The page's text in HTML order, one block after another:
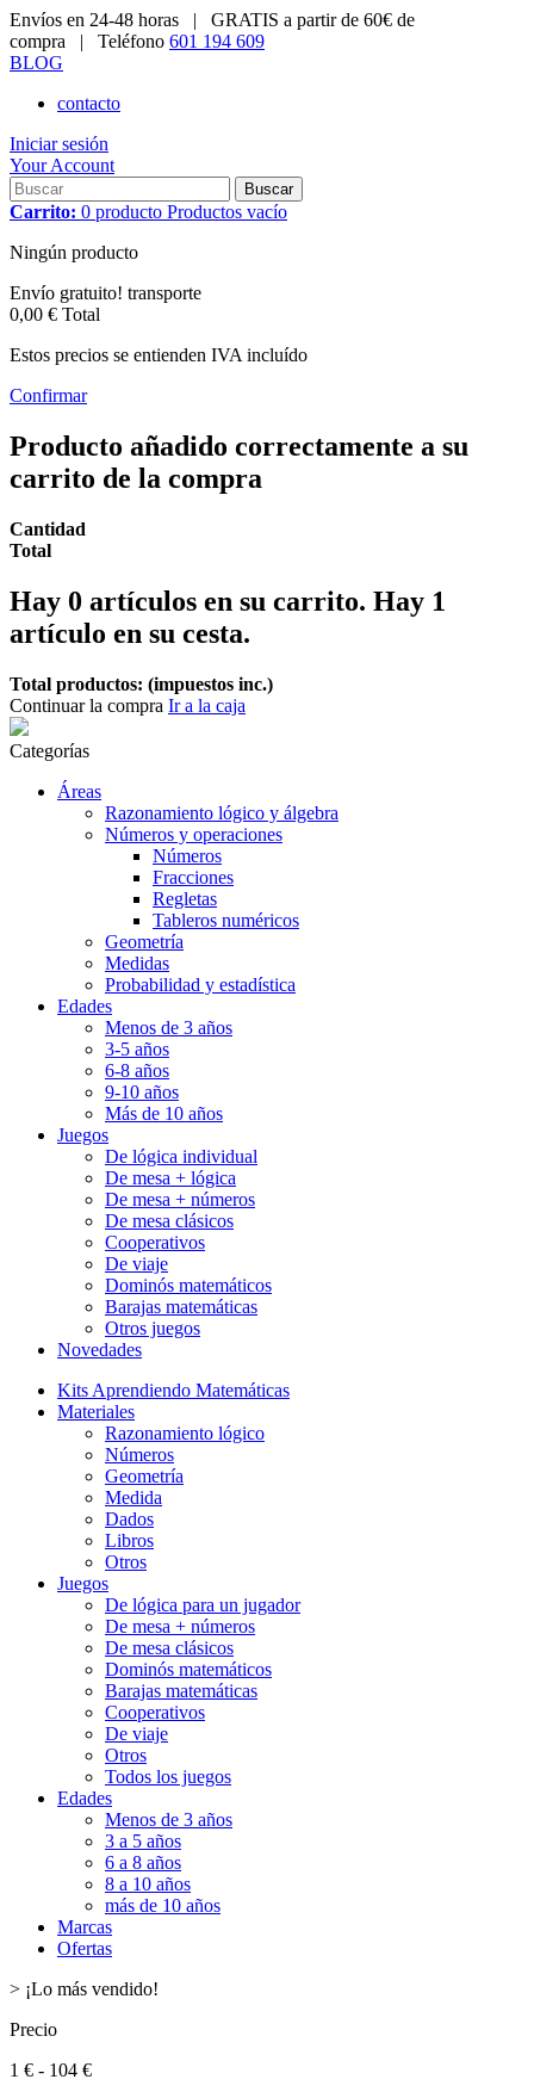
Envíos en 24-48 horas | GRATIS a partir de 60€ de
compra | Teléfono 601 194 609
BLOG
contacto
Iniciar sesión
Your Account
Buscar
Carrito: 0 producto Productos vacío
Ningún producto
Envío gratuito! transporte
0,00 € Total
Estos precios se entienden IVA incluído
Confirmar
Producto añadido correctamente a su
carrito de la compra
Cantidad
Total
Hay 0 artículos en su carrito. Hay 1
artículo en su cesta.
Total productos: (impuestos inc.)
Continuar la compra Ir a la caja
Categorías
Áreas
Razonamiento lógico y álgebra
Números y operaciones
Números
Fracciones
Regletas
Tableros numéricos
Geometría
Medidas
Probabilidad y estadística
Edades
Menos de 3 años
3-5 años
6-8 años
9-10 años
Más de 10 años
Juegos
De lógica individual
De mesa + lógica
De mesa + números
De mesa clásicos
Cooperativos
De viaje
Dominós matemáticos
Barajas matemáticas
Otros juegos
Novedades
Kits Aprendiendo Matemáticas
Materiales
Razonamiento lógico
Números
Geometría
Medida
Dados
Libros
Otros
Juegos
De lógica para un jugador
De mesa + números
De mesa clásicos
Dominós matemáticos
Barajas matemáticas
Cooperativos
De viaje
Otros
Todos los juegos
Edades
Menos de 3 años
3 a 5 años
6 a 8 años
8 a 10 años
más de 10 años
Marcas
Ofertas
> ¡Lo más vendido!
Precio
1 € - 104 €